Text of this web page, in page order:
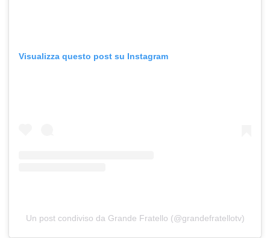
Visualizza questo post su Instagram
Un post condiviso da Grande Fratello (@grandefratellotv)